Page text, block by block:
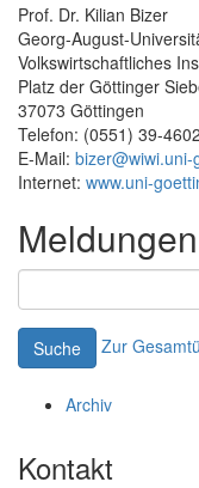
Prof. Dr. Kilian Bizer
Georg-August-
Volkswirtschaftliches
Platz der Göttinger
37073 Göttingen
Telefon: (0551) 39-4602
E-Mail:
Internet: www.uni-
Meldungen
Suche Zur
Archiv
Kontakt